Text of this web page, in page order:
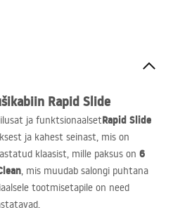
Rapid Slide
ja funktsionaalsetRapid Slide
ja kahest seinast, mis on
klaasist, mille paksus on 6
, mis muudab salongi puhtana
tootmisetapile on need